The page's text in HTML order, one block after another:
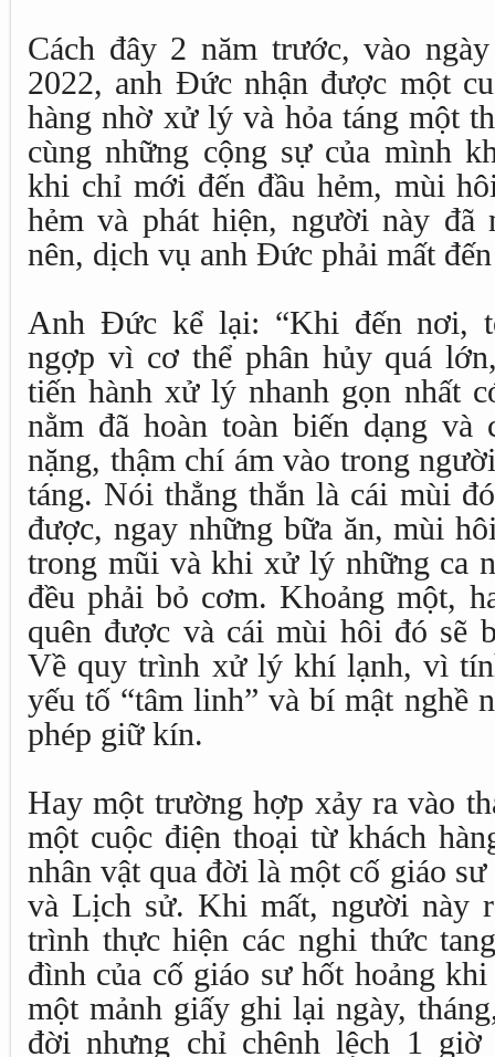
Cách đây 2 năm trước, vào
2022, anh Đức nhận được một
hàng nhờ xử lý và hỏa táng một
cùng những cộng sự của mình
khi chỉ mới đến đầu hẻm, mùi
hẻm và phát hiện, người này đã
nên, dịch vụ anh Đức phải mất
Anh Đức kể lại: “Khi đến nơi,
ngợp vì cơ thể phân hủy quá
tiến hành xử lý nhanh gọn nhất
nằm đã hoàn toàn biến dạng
nặng, thậm chí ám vào trong
táng. Nói thẳng thắn là cái mùi
được, ngay những bữa ăn, mùi
trong mũi và khi xử lý những ca
đều phải bỏ cơm. Khoảng một,
quên được và cái mùi hôi đó sẽ
Về quy trình xử lý khí lạnh, vì
yếu tố “tâm linh” và bí mật nghề
phép giữ kín.
Hay một trường hợp xảy ra vào
một cuộc điện thoại từ khách
nhân vật qua đời là một cố giáo
và Lịch sử. Khi mất, người này
trình thực hiện các nghi thức
đình của cố giáo sư hốt hoảng
một mảnh giấy ghi lại ngày,
đời nhưng chỉ chênh lệch 1